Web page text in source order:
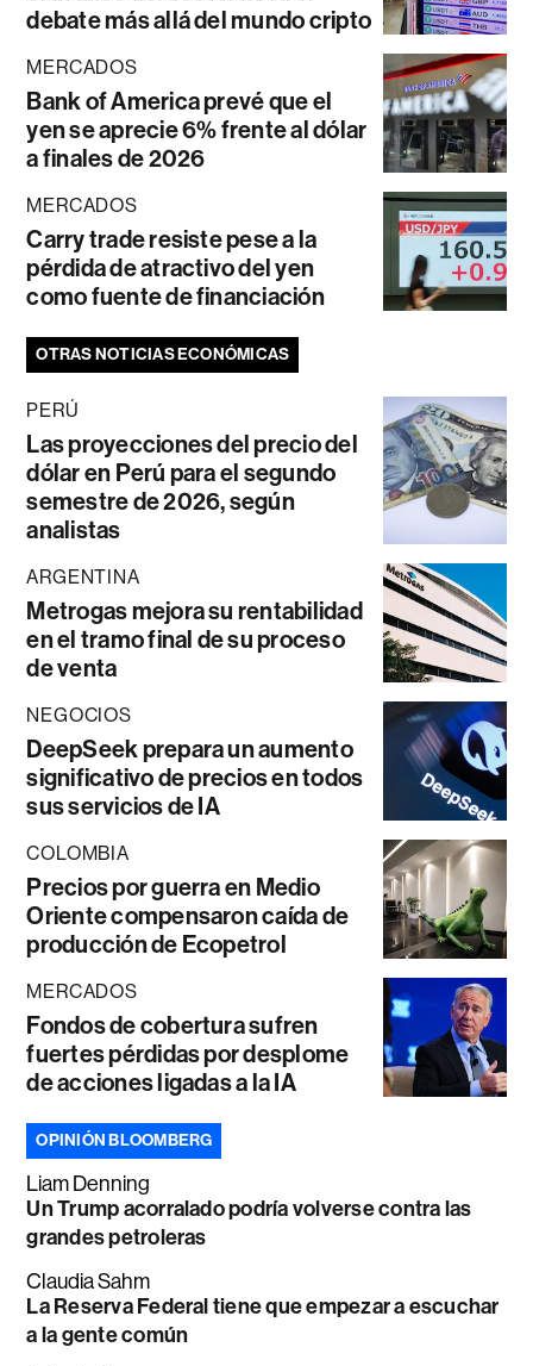
debate más allá del mundo cripto
MERCADOS
Bank of America prevé que el
yen se aprecie 6% frente al dólar
a finales de 2026
MERCADOS
Carry trade resiste pese a la
pérdida de atractivo del yen
como fuente de financiación
OTRAS NOTICIAS ECONÓMICAS
PERÚ
Las proyecciones del precio del
dólar en Perú para el segundo
semestre de 2026, según
analistas
ARGENTINA
Metrogas mejora su rentabilidad
en el tramo final de su proceso
de venta
NEGOCIOS
DeepSeek prepara un aumento
significativo de precios en todos
sus servicios de IA
COLOMBIA
Precios por guerra en Medio
Oriente compensaron caída de
producción de Ecopetrol
MERCADOS
Fondos de cobertura sufren
fuertes pérdidas por desplome
de acciones ligadas a la IA
OPINIÓN BLOOMBERG
Liam Denning
Un Trump acorralado podría volverse contra las
grandes petroleras
Claudia Sahm
La Reserva Federal tiene que empezar a escuchar
a la gente común